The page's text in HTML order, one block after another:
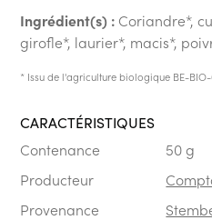
Ingrédient(s) : Coriandre*,
girofle*, laurier*, macis*,
* Issu de l'agriculture biologique BE-BIO-
CARACTÉRISTIQUES
Contenance
50 g
Producteur
Provenance